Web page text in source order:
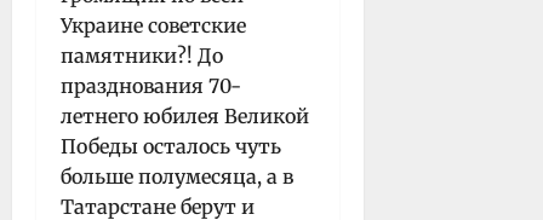
Украине советские
памятники?! До
празднования 70-
летнего юбилея Великой
Победы осталось чуть
больше полумесяца, а в
Татарстане берут и